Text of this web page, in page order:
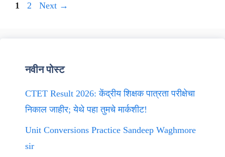
Page
1 Page
2 Next →
नवीन पोस्ट
CTET Result 2026: केंद्रीय शिक्षक पात्रता परीक्षेचा
निकाल जाहीर; येथे पहा तुमचे मार्कशीट!
Unit Conversions Practice Sandeep Waghmore
sir